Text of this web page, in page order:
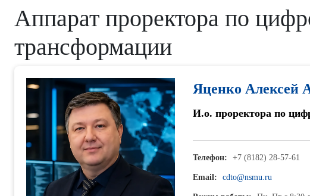
Аппарат проректора по
трансформации
Яценко Алексей
И.о. проректора по
Телефон: +7 (8182) 28-57-61
Email: cdto@nsmu.ru